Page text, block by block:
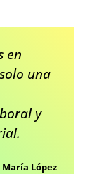
en
una
y
María López